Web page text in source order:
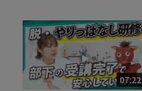
07:22